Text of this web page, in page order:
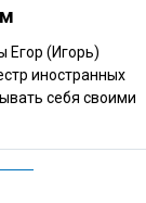
Егор (Игорь)
иностранных
себя своими